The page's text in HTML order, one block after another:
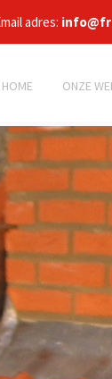
adres:
HOME ONZE